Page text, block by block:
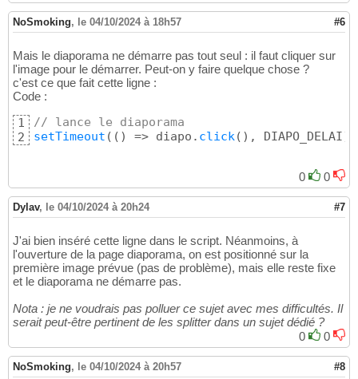
NoSmoking, le 04/10/2024 à 18h57 #6
Mais le diaporama ne démarre pas tout seul : il faut cliquer sur
l'image pour le démarrer. Peut-on y faire quelque chose ?
c'est ce que fait cette ligne :
Code :
1
2
// lance le diaporama
setTimeout ( ( ) => diapo. click( ) , DIAPO_DELAI)
0 0
Dylav, le 04/10/2024 à 20h24 #7
J'ai bien inséré cette ligne dans le script. Néanmoins, à
l'ouverture de la page diaporama, on est positionné sur la
première image prévue (pas de problème), mais elle reste fixe
et le diaporama ne démarre pas.
Nota : je ne voudrais pas polluer ce sujet avec mes difficultés. Il
serait peut-être pertinent de les splitter dans un sujet dédié ?
0
0
NoSmoking, le 04/10/2024 à 20h57 #8